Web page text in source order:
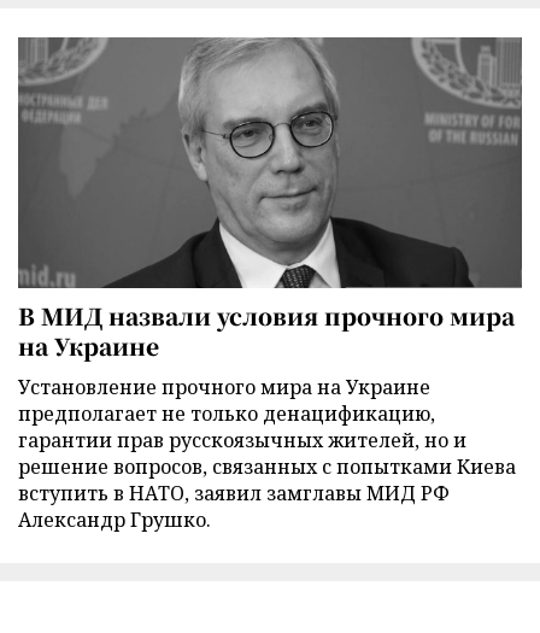
В МИД назвали условия прочного мира
на Украине
Установление прочного мира на Украине
предполагает не только денацификацию,
гарантии прав русскоязычных жителей, но и
решение вопросов, связанных с попытками Киева
вступить в НАТО, заявил замглавы МИД РФ
Александр Грушко.